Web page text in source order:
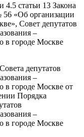
4.5 статьи 13 Закона
56 «Об организации
Совет депутатов
–
городе Москве
депутатов
–
городе Москве от
Порядка
–
в городе Москве